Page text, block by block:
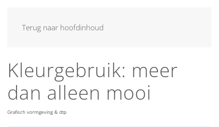
Terug naar hoofdinhoud
Kleurgebruik: meer
dan alleen mooi
Grafisch vormgeving & dtp